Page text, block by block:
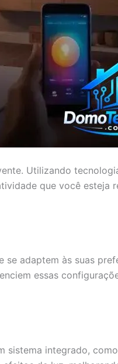
Utilizando
que você esteja
adaptem às suas
essas
sistema integrado, como